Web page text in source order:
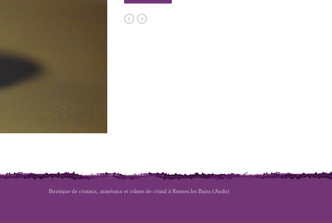
Boutique de cristaux, minéraux et crânes de cristal à Rennes les Bains (Aude)